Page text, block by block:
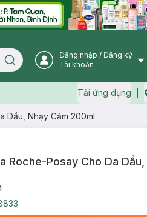
Search icon User Icon
Đăng nhập / Đăng ký
Tài khoản
Tải ứng dụng
Dầu, Nhạy Cảm 200ml
Roche-Posay Cho Da Dầu,